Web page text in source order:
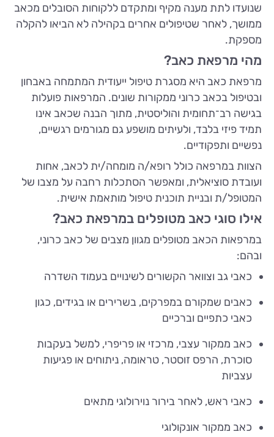
שנועדו לתת מענה מקיף ומתקדם ללקוחות הסובלים מכאב
ממושך, לאחר שטיפולים אחרים בקהילה לא הביאו להקלה
מספקת.
מהי מרפאת כאב?
מרפאת כאב היא מסגרת טיפול ייעודית המתמחה באבחון
ובטיפול בכאב כרוני ממקורות שונים. המרפאות פועלות
בגישה רב־תחומית והוליסטית, מתוך הבנה שכאב אינו
תמיד פיזי בלבד, ולעיתים מושפע גם מגורמים רגשיים,
נפשיים ותפקודיים.
הצוות במרפאה כולל רופא/ה מומחה/ית לכאב, אחות
ועובדת סוציאלית, ומאפשר הסתכלות רחבה על מצבו של
המטופל/ת ובניית תוכנית טיפול מותאמת אישית.
אילו סוגי כאב מטופלים במרפאת כאב?
במרפאות הכאב מטופלים מגוון מצבים של כאב כרוני,
ובהם:
כאבי גב וצוואר הקשורים לשינויים בעמוד השדרה
כאבים שמקורם במפרקים, בשרירים או בגידים, כגון
כאבי כתפיים וברכיים
כאב ממקור עצבי, מרכזי או פריפרי, למשל בעקבות
סוכרת, הרפס זוסטר, טראומה, ניתוחים או פגיעות
עצביות
כאבי ראש, לאחר בירור נוירולוגי מתאים
כאב ממקור אונקולוגי